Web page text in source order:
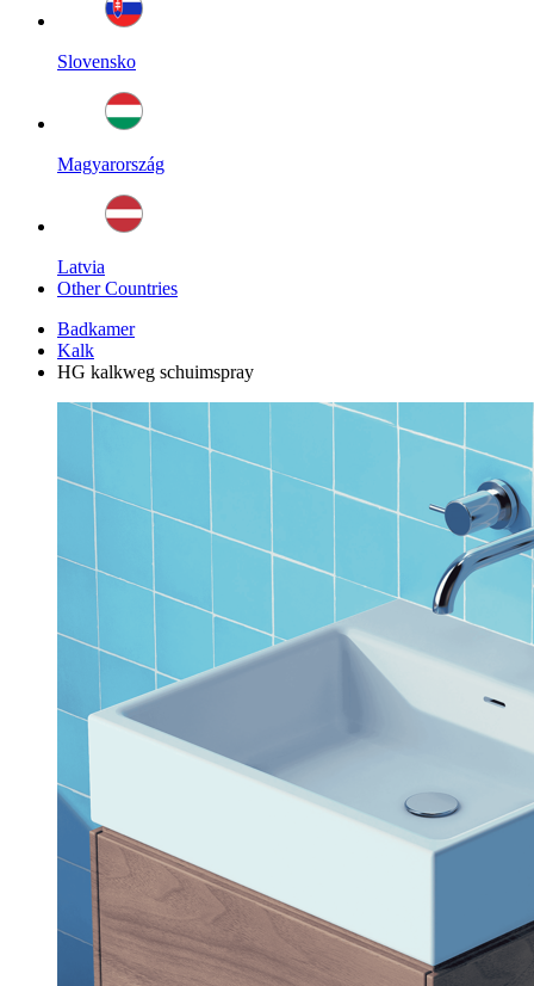
Slovensko
Magyarország
Latvia
Other Countries
Badkamer
Kalk
HG kalkweg schuimspray